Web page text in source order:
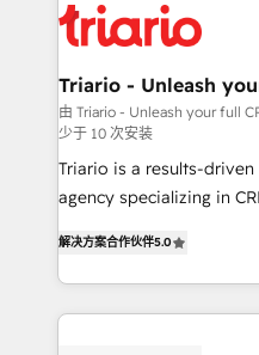
business. If not now,
for driving growth. They
our customers grow
their unique business
Blue Frog in the
way for customers!" - Yamini Rangan, CEO of
HubSpot “Our experience with the team at Blue Frog
has been nothing short
them a trusted
ecosystem as a reliable
remarkable
Triario - Unleash
由 Triario - Unleash your full
少于 10 次安装
Triario is a results-
agency specializing in
Integrations, Custom AI
Design With over 15 years of experience, we help
companies bridge the
解决方案合作伙伴5.0